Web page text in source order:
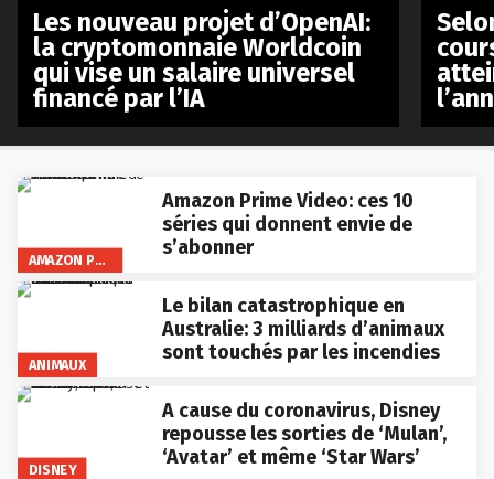
AMAZON PRIME VIDEO
Amazon Prime Video: ces 10
séries qui donnent envie de
s’abonner
ANIMAUX
Le bilan catastrophique en
Australie: 3 milliards d’animaux
sont touchés par les incendies
DISNEY
A cause du coronavirus, Disney
repousse les sorties de ‘Mulan’,
‘Avatar’ et même ‘Star Wars’
Les nouveau projet d’OpenAI:
la cryptomonnaie Worldcoin
qui vise un salaire universel
financé par l’IA